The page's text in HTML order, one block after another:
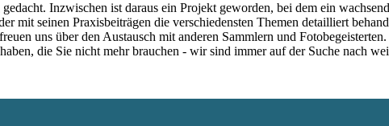
Inzwischen ist daraus ein Projekt geworden, bei dem ein
mit seinen Praxisbeiträgen die verschiedensten Themen detailliert
uns über den Austausch mit anderen Sammlern und
die Sie nicht mehr brauchen - wir sind immer auf der Suche nach